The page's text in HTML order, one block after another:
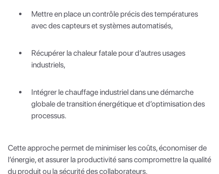
Mettre en place un contrôle précis des températures
avec des capteurs et systèmes automatisés,
Récupérer la chaleur fatale pour d’autres usages
industriels,
Intégrer le chauffage industriel dans une démarche
globale de transition énergétique et d’optimisation des
processus.
Cette approche permet de minimiser les coûts, économiser de
l’énergie, et assurer la productivité sans compromettre la qualité
du produit ou la sécurité des collaborateurs.